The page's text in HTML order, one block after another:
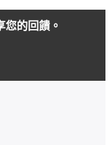
的回饋。